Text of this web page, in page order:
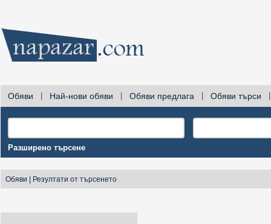
Обяви Най-нови обяви Обяви предлага Обяви търси
Разширено търсене
Обяви Резултати от търсенето